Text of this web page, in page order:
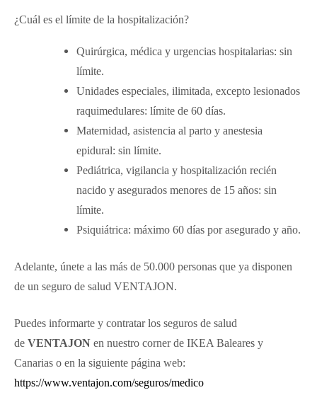
¿Cuál es el límite de la hospitalización?
Quirúrgica, médica y urgencias hospitalarias: sin
límite.
Unidades especiales, ilimitada, excepto lesionados
raquimedulares: límite de 60 días.
Maternidad, asistencia al parto y anestesia
epidural: sin límite.
Pediátrica, vigilancia y hospitalización recién
nacido y asegurados menores de 15 años: sin
límite.
Psiquiátrica: máximo 60 días por asegurado y año.
Adelante, únete a las más de 50.000 personas que ya disponen
de un seguro de salud VENTAJON.
Puedes informarte y contratar los seguros de salud
de VENTAJON en nuestro corner de IKEA Baleares y
Canarias o en la siguiente página web:
https://www.ventajon.com/seguros/medico